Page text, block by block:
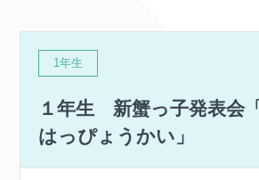
1年生
１年生 新蟹っ子発表会
はっぴょうかい」